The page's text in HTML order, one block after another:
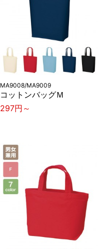
MA9008/MA9009
コットンバッグＭ
297円～